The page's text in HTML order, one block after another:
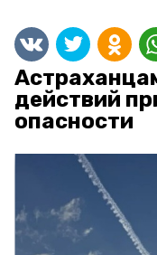
действий
опасности